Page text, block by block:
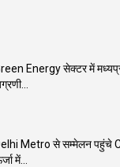
Energy सेक्टर में
Metro से सम्मेलन पहुंचे
में...